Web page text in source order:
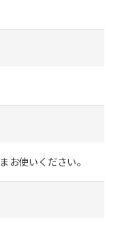
お使いください。